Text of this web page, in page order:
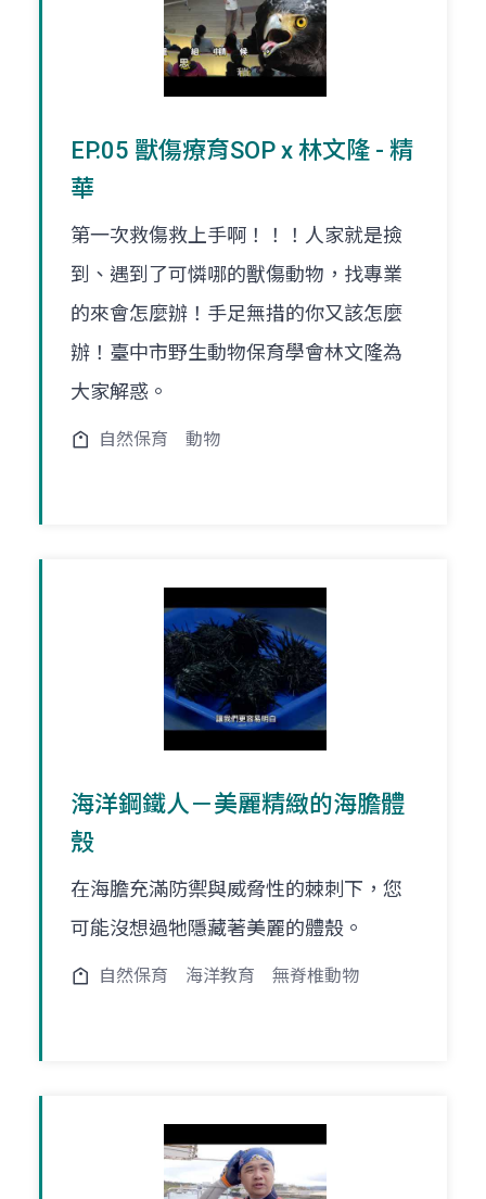
EP.05 獸傷療育SOP x 林文隆 - 精
華
第一次救傷救上手啊！！！人家就是撿
到、遇到了可憐哪的獸傷動物，找專業
的來會怎麼辦！手足無措的你又該怎麼
辦！臺中市野生動物保育學會林文隆為
大家解惑。
自然保育 動物
海洋鋼鐵人－美麗精緻的海膽體
殼
在海膽充滿防禦與威脅性的棘刺下，您
可能沒想過牠隱藏著美麗的體殼。
自然保育 海洋教育 無脊椎動物